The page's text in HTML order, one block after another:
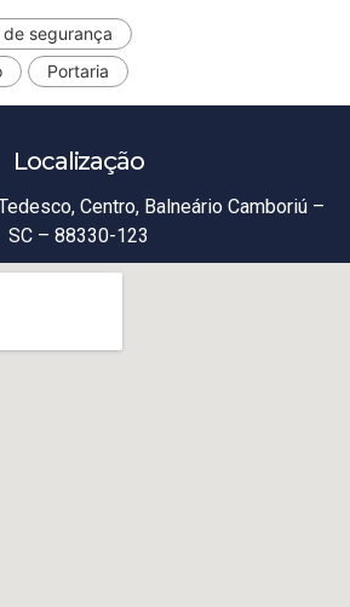
segurança
Portaria
Localização
Centro, Balneário Camboriú –
SC – 88330-123